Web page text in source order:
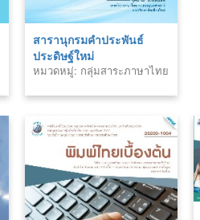
สารานุกรมคำประพันธ์
ประดิษฐ์ใหม่
หมวดหมู่: กลุ่มสาระภาษาไทย